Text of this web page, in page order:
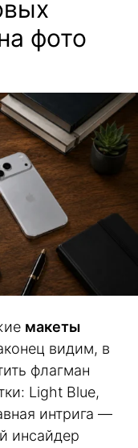
фото
макеты
видим, в
флагман
Light Blue,
интрига —
инсайдер